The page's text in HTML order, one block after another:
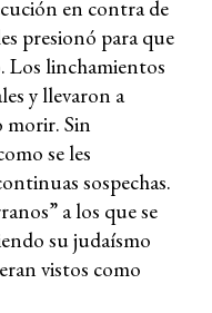
en contra de
presionó para que
Los linchamientos
y llevaron a
morir. Sin
se les
sospechas.
a los que se
su judaísmo
vistos como